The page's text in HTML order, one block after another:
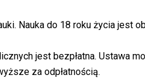
Nauka do 18 roku życia
jest bezpłatna. Ustawa
za odpłatnością.